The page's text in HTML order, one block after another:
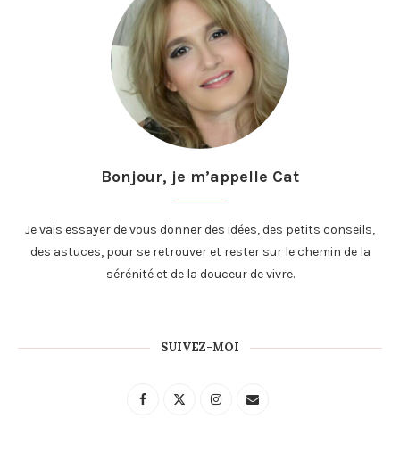
Bonjour, je m’appelle Cat
Je vais essayer de vous donner des idées, des petits conseils,
des astuces, pour se retrouver et rester sur le chemin de la
sérénité et de la douceur de vivre.
SUIVEZ-MOI